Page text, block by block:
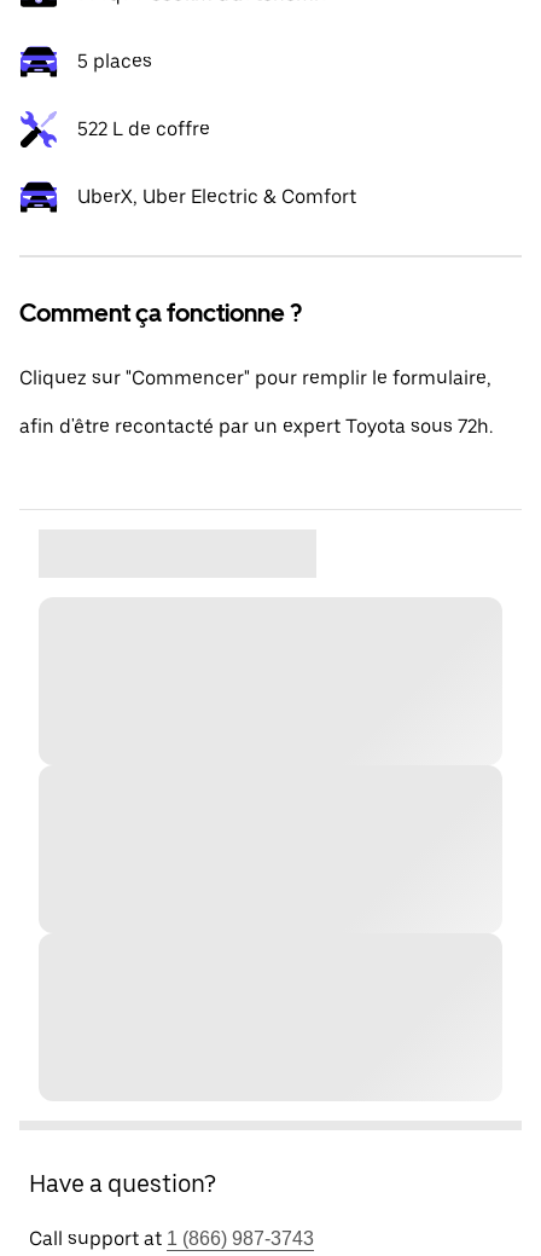
5 places
522 L de coffre
UberX, Uber Electric & Comfort
Comment ça fonctionne ?
Cliquez sur "Commencer" pour remplir le formulaire,
afin d'être recontacté par un expert Toyota sous 72h.
Have a question?
Call support at 1 (866) 987-3743